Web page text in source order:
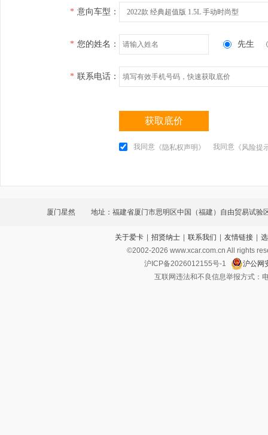
* 意向车型： 2022款 经典超值版 1.5L 手动时尚型
* 您的姓名： 先生
* 联系电话：
获取底价
我同意 《隐私权声明》 我同意 《风险提
厦门星然 地址：福建省厦门市思明区中国（福建）自由贸易试验
南海三路1219-5号101室C区（法律文书送达地址）
关于爱卡 | 招贤纳士 | 联系我们 | 友情链接 |
©2002-2026 www.xcar.com.cn All rights
沪ICP备2026012155号-1
沪公网
互联网违法和不良信息举报方式：